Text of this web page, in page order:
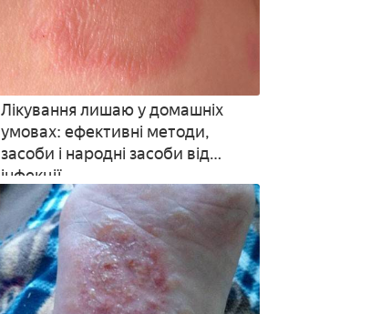
Лікування лишаю у домашніх
умовах: ефективні методи,
засоби і народні засоби від
інфекції